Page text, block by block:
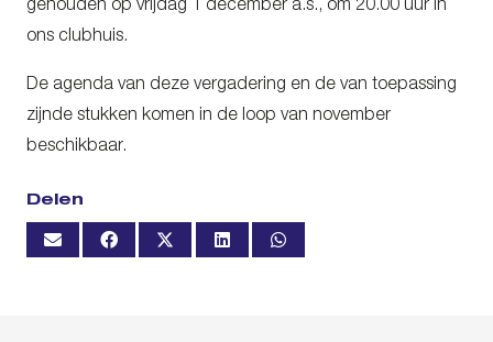
gehouden op vrijdag 1 december a.s., om 20.00 uur in
ons clubhuis.
De agenda van deze vergadering en de van toepassing
zijnde stukken komen in de loop van november
beschikbaar.
Delen